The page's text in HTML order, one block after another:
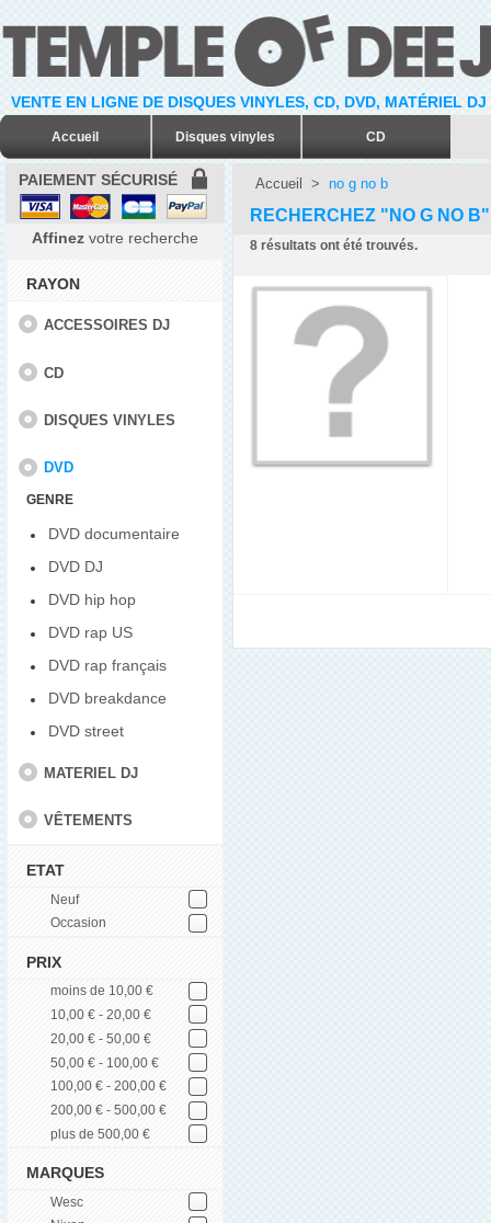
VENTE EN LIGNE DE DISQUES VINYLES, CD, DVD, MATÉRIEL
Accueil Disques vinyles CD
PAIEMENT SÉCURISÉ
Affinez votre recherche
RAYON
ACCESSOIRES DJ
CD
DISQUES VINYLES
DVD
GENRE
DVD documentaire
DVD DJ
DVD hip hop
DVD rap US
DVD rap français
DVD breakdance
DVD street
MATERIEL DJ
VÊTEMENTS
ETAT
Neuf
Occasion
PRIX
moins de 10,00 €
10,00 € - 20,00 €
20,00 € - 50,00 €
50,00 € - 100,00 €
100,00 € - 200,00 €
200,00 € - 500,00 €
plus de 500,00 €
MARQUES
Wesc
Accueil > no g no b
RECHERCHEZ "NO G NO B"
8 résultats ont été trouvés.